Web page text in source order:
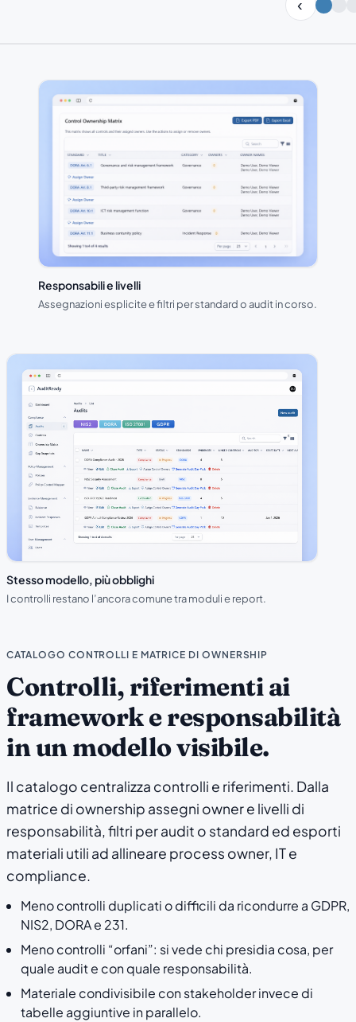
Responsabili e livelli
Assegnazioni esplicite e filtri per standard o audit in corso.
Stesso modello, più obblighi
I controlli restano l’ancora comune tra moduli e report.
CATALOGO CONTROLLI E MATRICE DI OWNERSHIP
Controlli, riferimenti ai
framework e responsabilità
in un modello visibile.
Il catalogo centralizza controlli e riferimenti. Dalla
matrice di ownership assegni owner e livelli di
responsabilità, filtri per audit o standard ed esporti
materiali utili ad allineare process owner, IT e
compliance.
Meno controlli duplicati o difficili da ricondurre a GDPR,
NIS2, DORA e 231.
Meno controlli “orfani”: si vede chi presidia cosa, per
quale audit e con quale responsabilità.
Materiale condivisibile con stakeholder invece di
tabelle aggiuntive in parallelo.